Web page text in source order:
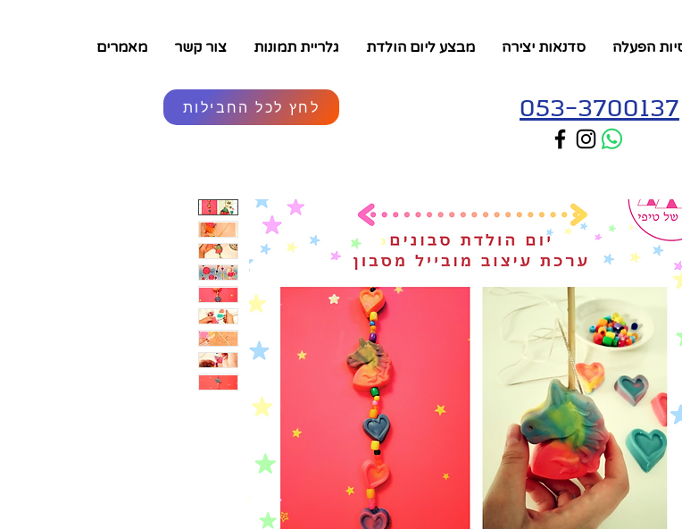
הפעלה סדנאות יצירה מבצע ליום הולדת גלריית תמונות צור קשר מאמרים
לחץ לכל החבילות 053-3700137